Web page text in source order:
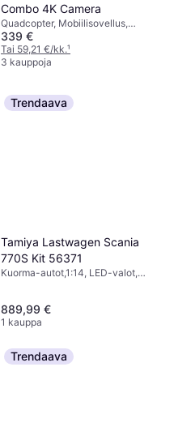
Combo 4K Camera
Quadcopter, Mobiilisovellus,
Kamera, GPS, Wi-Fi
339 €
Tai 59,21 €/kk.¹
3 kauppoja
Trendaava
Tamiya Lastwagen Scania
770S Kit 56371
Kuorma-autot,1:14, LED-valot,
889,99 €
1 kauppa
Trendaava